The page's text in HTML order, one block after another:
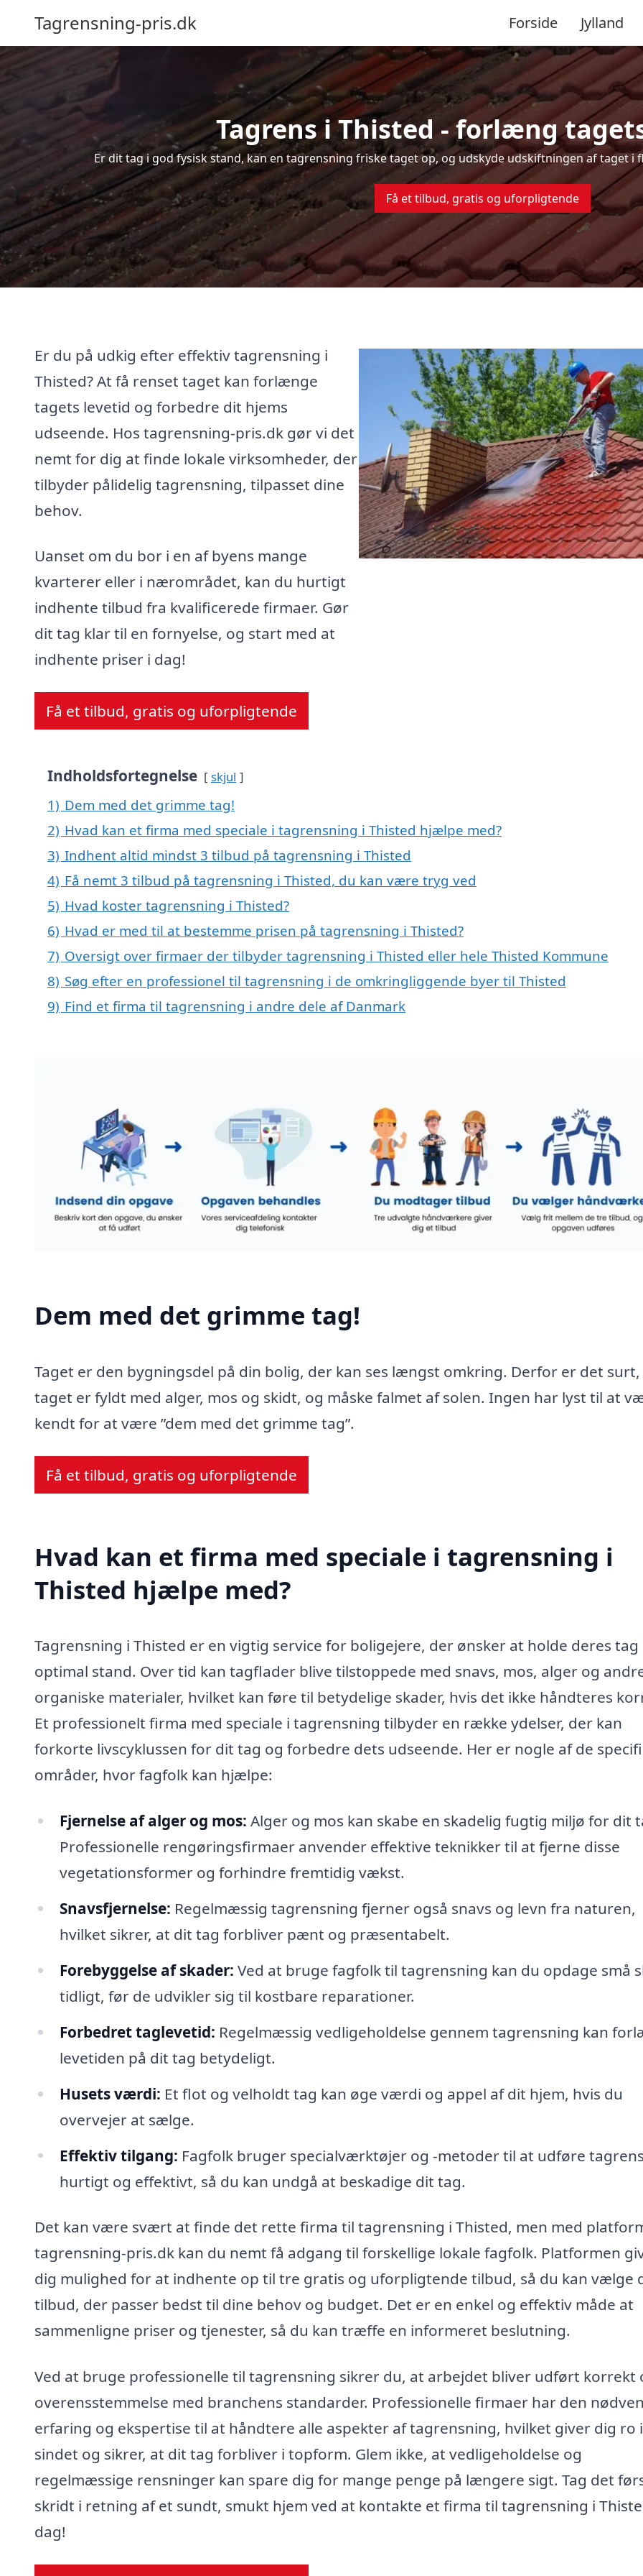
Tagrensning-pris.dk Forside Jylland
Tagrens i Thisted - forlæng
Er dit tag i god fysisk stand, kan en tagrensning friske taget op, og udskyde udskiftningen af taget i
Få et tilbud, gratis og uforpligtende
Er du på udkig efter effektiv tagrensning i
Thisted? At få renset taget kan forlænge
tagets levetid og forbedre dit hjems
udseende. Hos tagrensning-pris.dk gør vi det
nemt for dig at finde lokale virksomheder, der
tilbyder pålidelig tagrensning, tilpasset dine
behov.
Uanset om du bor i en af byens mange
kvarterer eller i nærområdet, kan du hurtigt
indhente tilbud fra kvalificerede firmaer. Gør
dit tag klar til en fornyelse, og start med at
indhente priser i dag!
Få et tilbud, gratis og uforpligtende
Indholdsfortegnelse skjul
1) Dem med det grimme tag!
2) Hvad kan et firma med speciale i tagrensning i Thisted hjælpe med?
3) Indhent altid mindst 3 tilbud på tagrensning i Thisted
4) Få nemt 3 tilbud på tagrensning i Thisted, du kan være tryg ved
5) Hvad koster tagrensning i Thisted?
6) Hvad er med til at bestemme prisen på tagrensning i Thisted?
7) Oversigt over firmaer der tilbyder tagrensning i Thisted eller hele Thisted Kommune
8) Søg efter en professionel til tagrensning i de omkringliggende byer til Thisted
9) Find et firma til tagrensning i andre dele af Danmark
Dem med det grimme tag!
Taget er den bygningsdel på din bolig, der kan ses længst omkring. Derfor er det
taget er fyldt med alger, mos og skidt, og måske falmet af solen. Ingen har lyst til at
kendt for at være ”dem med det grimme tag”.
Få et tilbud, gratis og uforpligtende
Hvad kan et firma med speciale i tagrensning i
Thisted hjælpe med?
Tagrensning i Thisted er en vigtig service for boligejere, der ønsker at holde deres tag
optimal stand. Over tid kan tagflader blive tilstoppede med snavs, mos, alger og
organiske materialer, hvilket kan føre til betydelige skader, hvis det ikke håndteres
Et professionelt firma med speciale i tagrensning tilbyder en række ydelser, der kan
forkorte livscyklussen for dit tag og forbedre dets udseende. Her er nogle af de
områder, hvor fagfolk kan hjælpe:
Fjernelse af alger og mos: Alger og mos kan skabe en skadelig fugtig miljø for dit
Professionelle rengøringsfirmaer anvender effektive teknikker til at fjerne disse
vegetationsformer og forhindre fremtidig vækst.
Snavsfjernelse: Regelmæssig tagrensning fjerner også snavs og levn fra naturen,
hvilket sikrer, at dit tag forbliver pænt og præsentabelt.
Forebyggelse af skader: Ved at bruge fagfolk til tagrensning kan du opdage små
tidligt, før de udvikler sig til kostbare reparationer.
Forbedret taglevetid: Regelmæssig vedligeholdelse gennem tagrensning kan
levetiden på dit tag betydeligt.
Husets værdi: Et flot og velholdt tag kan øge værdi og appel af dit hjem, hvis du
overvejer at sælge.
Effektiv tilgang: Fagfolk bruger specialværktøjer og -metoder til at udføre
hurtigt og effektivt, så du kan undgå at beskadige dit tag.
Det kan være svært at finde det rette firma til tagrensning i Thisted, men med
tagrensning-pris.dk kan du nemt få adgang til forskellige lokale fagfolk. Platformen
dig mulighed for at indhente op til tre gratis og uforpligtende tilbud, så du kan vælge
tilbud, der passer bedst til dine behov og budget. Det er en enkel og effektiv måde at
sammenligne priser og tjenester, så du kan træffe en informeret beslutning.
Ved at bruge professionelle til tagrensning sikrer du, at arbejdet bliver udført korrekt
overensstemmelse med branchens standarder. Professionelle firmaer har den
erfaring og ekspertise til at håndtere alle aspekter af tagrensning, hvilket giver dig ro i
sindet og sikrer, at dit tag forbliver i topform. Glem ikke, at vedligeholdelse og
regelmæssige rensninger kan spare dig for mange penge på længere sigt. Tag det
skridt i retning af et sundt, smukt hjem ved at kontakte et firma til tagrensning i
dag!